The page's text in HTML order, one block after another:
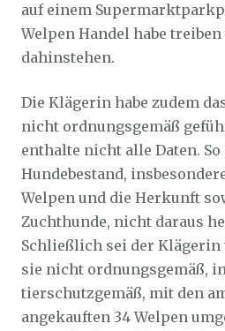
auf einem
Welpen Handel habe
dahinstehen.
Die Klägerin habe zudem
nicht ordnungsgemäß
enthalte nicht alle Daten.
Hundebestand,
Welpen und die Herkunft
Zuchthunde, nicht daraus
Schließlich sei der Klägerin
sie nicht ordnungsgemäß,
tierschutzgemäß, mit den
angekauften 34 Welpen